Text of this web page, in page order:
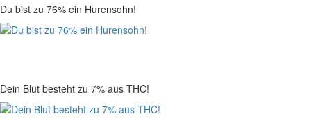
Du bist zu 76% ein Hurensohn!
Dein Blut besteht zu 7% aus THC!